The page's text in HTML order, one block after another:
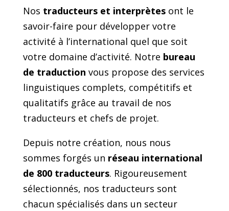
Nos traducteurs et interprètesont le
savoir-faire pour développer votre
activité à l’international quel que soit
votre domaine d’activité. Notre bureau
de traduction vous propose des services
linguistiques complets, compétitifs et
qualitatifs grâce au travail de nos
traducteurs et chefs de projet.
Depuis notre création, nous nous
sommes forgés un réseau international
de 800 traducteurs. Rigoureusement
sélectionnés, nos traducteurs sont
chacun spécialisés dans un secteur